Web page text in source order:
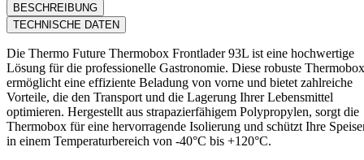
BESCHREIBUNG
TECHNISCHE DATEN
Die Thermo Future Thermobox Frontlader 93L ist eine hochwertige
Lösung für die professionelle Gastronomie. Diese robuste Thermobox
ermöglicht eine effiziente Beladung von vorne und bietet zahlreiche
Vorteile, die den Transport und die Lagerung Ihrer Lebensmittel
optimieren. Hergestellt aus strapazierfähigem Polypropylen, sorgt die
Thermobox für eine hervorragende Isolierung und schützt Ihre
in einem Temperaturbereich von -40°C bis +120°C.